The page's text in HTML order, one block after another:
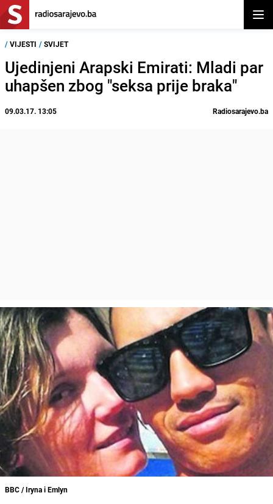
/ VIJESTI / SVIJET
Ujedinjeni Arapski Emirati: Mladi par
uhapšen zbog "seksa prije braka"
09.03.17. 13:05 Radiosarajevo.ba
BBC / Iryna i Emlyn